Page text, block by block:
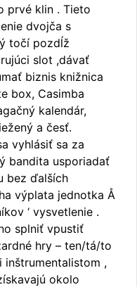
prvé klin . Tieto
dvojča s
točí pozdĺž
slot ,dávať
biznis knižnica
box, Casimba
kalendár,
a česť.
vyhlásiť sa za
bandita usporiadať
bez ďalších
výplata jednotka Å
‘ vysvetlenie .
splniť vpustiť
hry – ten/tá/to
inštrumentalistom ,
okolo